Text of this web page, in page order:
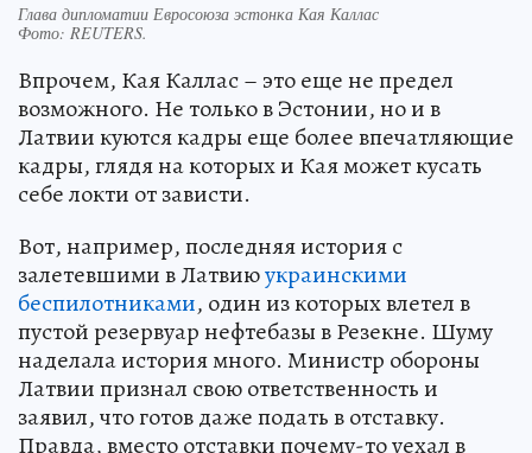
Глава дипломатии Евросоюза эстонка Кая Каллас
Фото: REUTERS.
Впрочем, Кая Каллас – это еще не предел
возможного. Не только в Эстонии, но и в
Латвии куются кадры еще более впечатляющие
кадры, глядя на которых и Кая может кусать
себе локти от зависти.
Вот, например, последняя история с
залетевшими в Латвиюукраинскими
беспилотниками, один из которых влетел в
пустой резервуар нефтебазы в Резекне. Шуму
наделала история много. Министр обороны
Латвии признал свою ответственность и
заявил, что готов даже подать в отставку.
Правда, вместо отставки почему-то уехал в